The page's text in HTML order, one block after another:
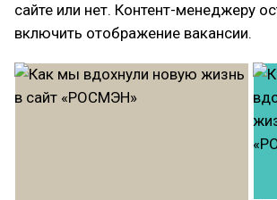
сайте или нет. Контент-менеджеру
включить отображение вакансии.